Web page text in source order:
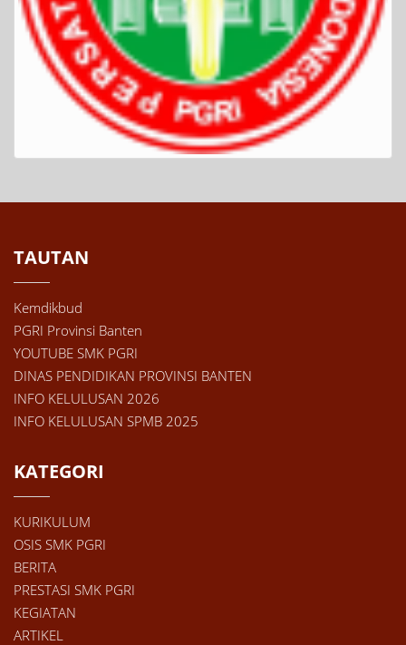
TAUTAN
Kemdikbud
PGRI Provinsi Banten
YOUTUBE SMK PGRI
DINAS PENDIDIKAN PROVINSI BANTEN
INFO KELULUSAN 2026
INFO KELULUSAN SPMB 2025
KATEGORI
KURIKULUM
OSIS SMK PGRI
BERITA
PRESTASI SMK PGRI
KEGIATAN
ARTIKEL